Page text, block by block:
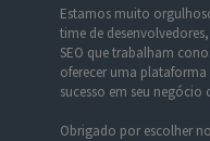
Estamos muito
time de
SEO que trabalham
oferecer uma
sucesso em seu negócio
Obrigado por escolher